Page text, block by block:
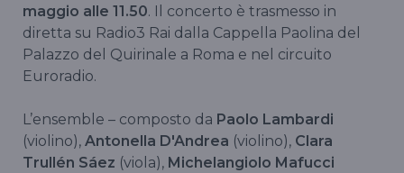
maggio alle 11.50. Il concerto è trasmesso in
diretta su Radio3 Rai dalla Cappella Paolina del
Palazzo del Quirinale a Roma e nel circuito
Euroradio.
L’ensemble – composto da Paolo Lambardi
(violino), Antonella D'Andrea (violino), Clara
Trullén Sáez (viola), Michelangiolo Mafucci